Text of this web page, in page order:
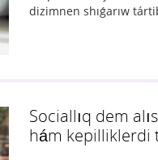
dizimnen shıǵarıw
Sociallıq dem
hám kepilliklerdi